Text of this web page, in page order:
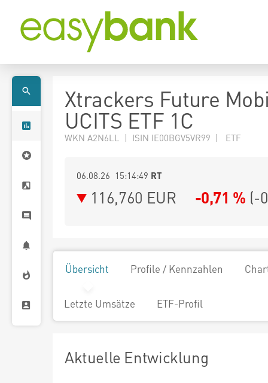
Xtrackers Future
UCITS ETF 1C
WKN A2N6LL | ISIN IE00BGV5VR99 | ETF
06.08.26 15:14:49 RT
116,760 EUR -0,71 % (-
Übersicht Profile / Kennzahlen
Letzte Umsätze ETF-Profil
Aktuelle Entwicklung